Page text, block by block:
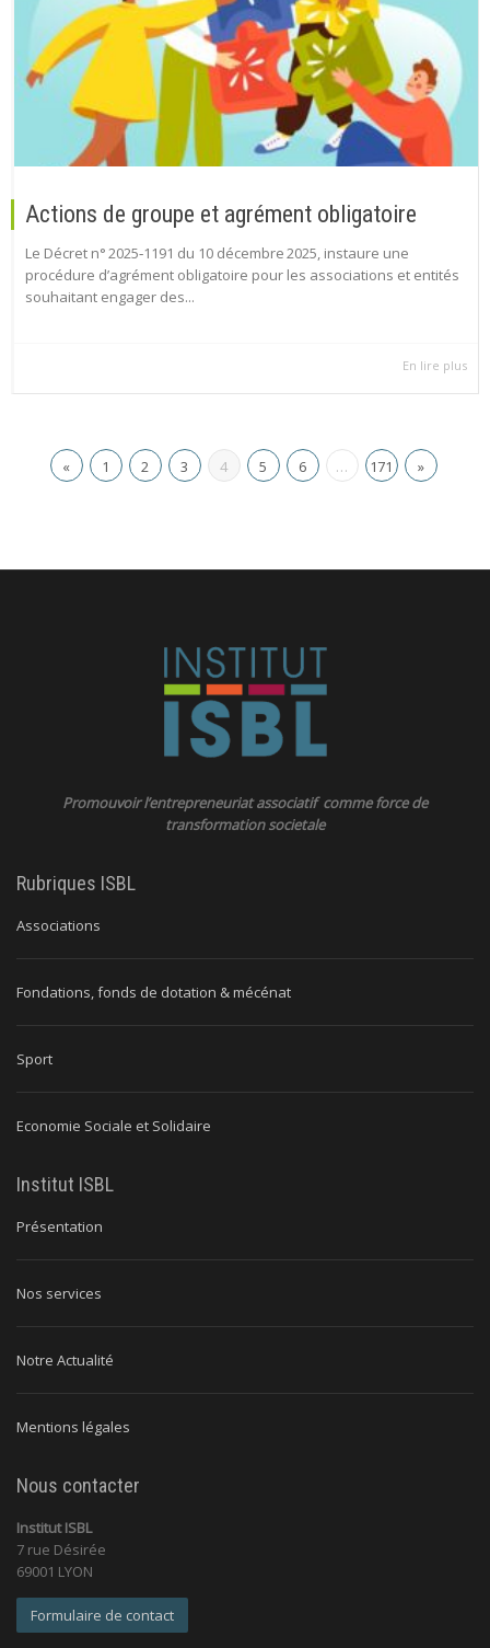
Actions de groupe et agrément obligatoire
Le Décret n° 2025‑1191 du 10 décembre 2025, instaure une
procédure d’agrément obligatoire pour les associations et entités
souhaitant engager des...
En lire plus
« 1 2 3 4 5 6 … 171 »
Promouvoir l’entrepreneuriat associatif comme force de
transformation societale
Rubriques ISBL
Associations
Fondations, fonds de dotation & mécénat
Sport
Economie Sociale et Solidaire
Institut ISBL
Présentation
Nos services
Notre Actualité
Mentions légales
Nous contacter
Institut ISBL
7 rue Désirée
69001 LYON
Formulaire de contact